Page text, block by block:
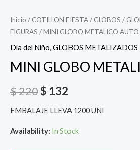
Inicio / COTILLON FIESTA/ GLOBOS /
FIGURAS / MINI GLOBO METALICO AUTO
Día del Niño, GLOBOS METALIZADOS
MINI GLOBO
$220$ 132
EMBALAJE LLEVA 1200 UNI
Availability: In Stock